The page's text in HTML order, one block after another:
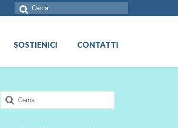
Cerca:
SOSTIENICI CONTATTI
Cerca: